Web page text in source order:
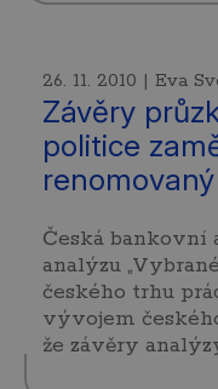
26. 11. 2010 | Eva
Závěry
politice
Česká bankovní
analýzu
českého trhu
vývojem
že závěry